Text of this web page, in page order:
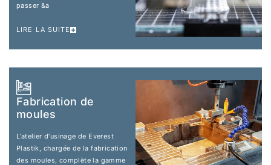
passer &a
LIRE LA SUITE
Fabrication de
moules
L’atelier d’usinage de Everest
Plastik, chargée de la fabrication
des moules, complète la gamme